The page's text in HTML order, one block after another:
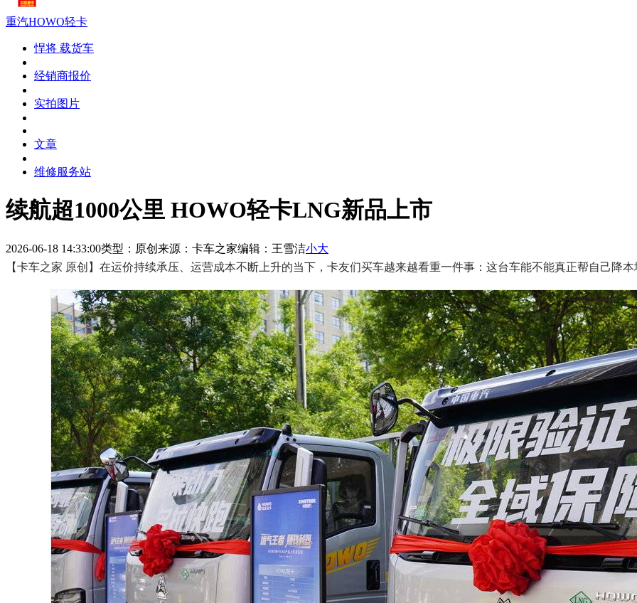
重汽HOWO轻卡
悍将 载货车
经销商报价
实拍图片
文章
维修服务站
续航超1000公里 HOWO轻卡LNG新品上市
2026-06-18 14:33:00类型：原创 来源：卡车之家编辑：王雪洁小大
【卡车之家 原创】在运价持续承压、运营成本不断上升的当下，卡友们买车越来越看重一件事：这台车能不能真正帮自己降